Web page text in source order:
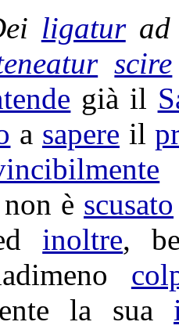
ligatur
scire
già il
a sapere il
è scusato
inoltre,
la sua